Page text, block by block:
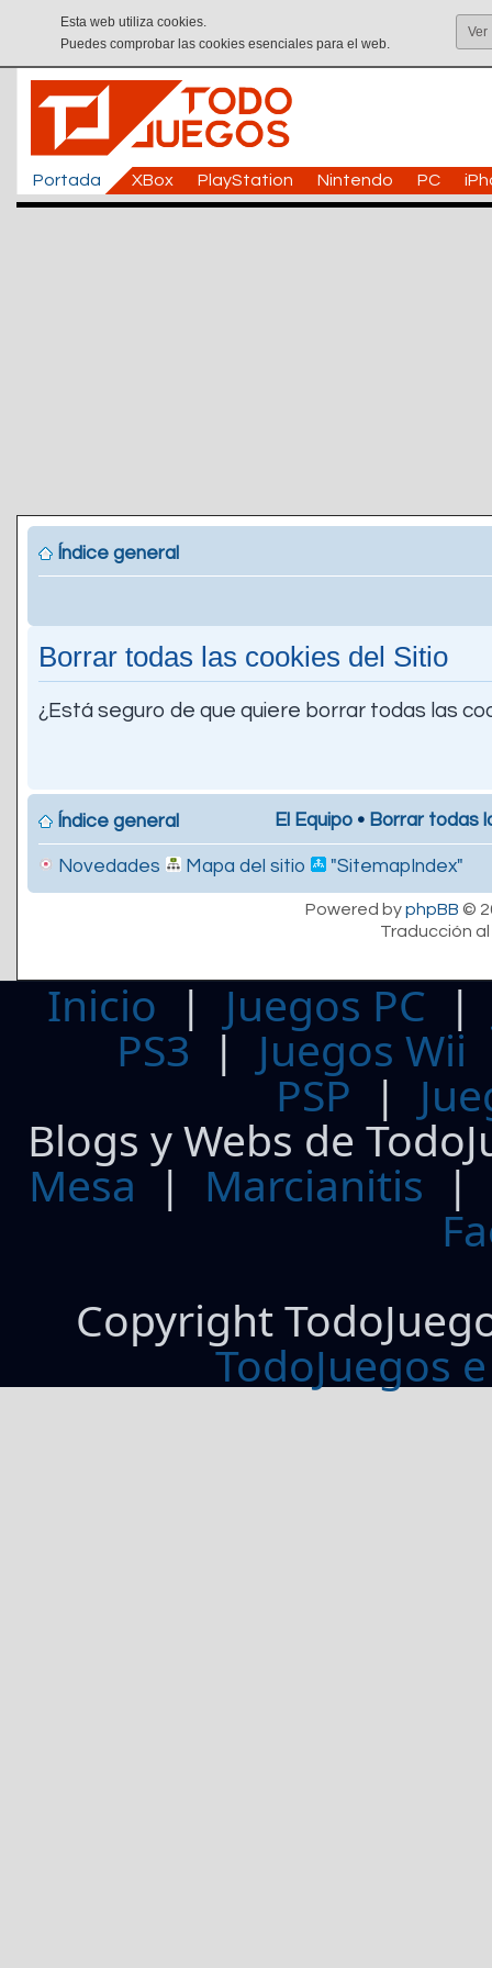
Esta web utiliza cookies.
Puedes comprobar las cookies esenciales para el web.
Ver
Portada XBox PlayStation Nintendo PC
Índice general
Borrar todas las cookies del Sitio
¿Está seguro de que quiere borrar todas las
Índice general El Equipo • Borrar todas
Novedades Mapa del sitio "SitemapIndex"
Powered byphpBB ©
Traducción
Inicio | Juegos PC
PS3| Juegos Wii
PSP |
Blogs y Webs de
Mesa | Marcianitis |
Copyright
TodoJuegos